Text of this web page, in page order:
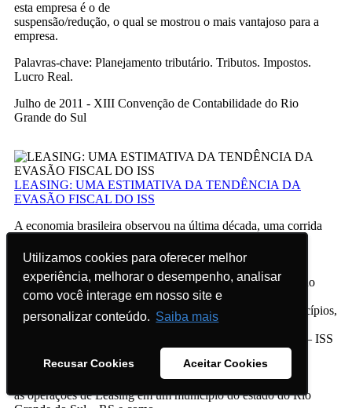
Utilizamos cookies para oferecer melhor
experiência, melhorar o desempenho, analisar
como você interage em nosso site e
personalizar conteúdo. Saiba mais
Recusar Cookies Aceitar Cookies
Utilizamos cookies para oferecer melhor
experiência, melhorar o desempenho, analisar
como você interage em nosso site e
personalizar conteúdo. Saiba mais
Recusar Cookies Aceitar Cookies
esta empresa é o de
suspensão/redução, o qual se mostrou o mais vantajoso para a
empresa.
Palavras-chave: Planejamento tributário. Tributos. Impostos.
Lucro Real.
Julho de 2011 - XIII Convenção de Contabilidade do Rio
Grande do Sul
LEASING: UMA ESTIMATIVA DA TENDÊNCIA DA
EVASÃO FISCAL DO ISS
A economia brasileira observou na última década, uma corrida
financiamentos de bens móveis duráveis, principalmente no
segmento de veículos. Nessa
busca, o mercado proporcionou também, o fortalecimento do
Leasing Financeiro e do Leasing
Operacional, e suas vantagens. Também emergiu nos municípios,
a problemática fiscal do
possível crescimento da evasão do Imposto sobre Serviços – ISS
esta pesquisa tem por objetivo geral estimar a tendência da
evasão fiscal do ISS gerado sobre
as operações de Leasing em um município do estado do Rio